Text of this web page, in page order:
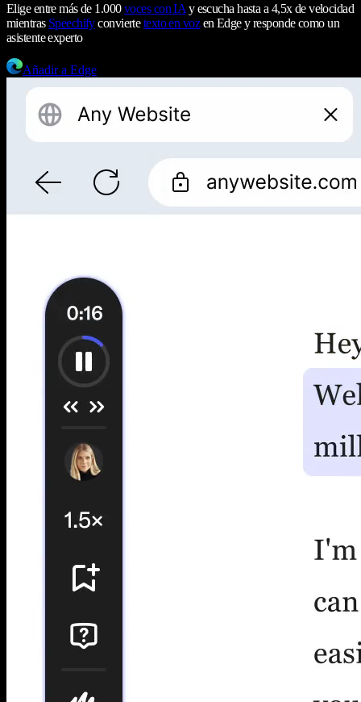
Elige entre más de 1.000voces con IA y escucha hasta a 4,5x de velocidad
mientras Speechifyconviertetexto en vozen Edge y responde como un
asistente experto
Añadir a Edge